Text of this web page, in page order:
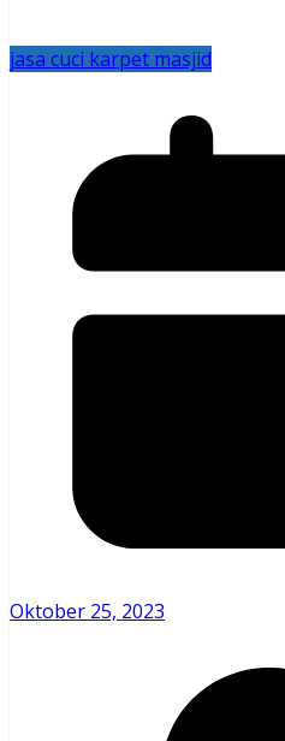
jasa cuci karpet masjid
Oktober 25, 2023